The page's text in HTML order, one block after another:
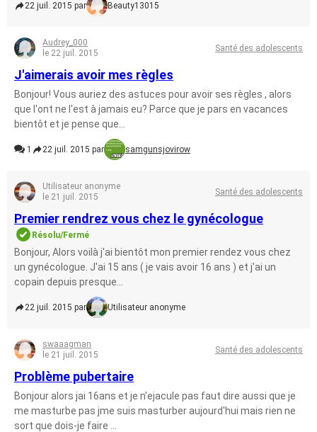
22 juil. 2015 par Beauty13015
Audrey_000
le 22 juil. 2015
Santé des adolescents
J'aimerais avoir mes règles
Bonjour! Vous auriez des astuces pour avoir ses règles , alors
que l'ont ne l'est à jamais eu? Parce que je pars en vacances
bientôt et je pense que...
1 22 juil. 2015 par samgunsjovirow
Utilisateur anonyme
le 21 juil. 2015
Santé des adolescents
Premier rendrez vous chez le gynécologue
Résolu/Fermé
Bonjour, Alors voilà j'ai bientôt mon premier rendez vous chez
un gynécologue. J'ai 15 ans ( je vais avoir 16 ans ) et j'ai un
copain depuis presque...
22 juil. 2015 par Utilisateur anonyme
swaaagman
le 21 juil. 2015
Santé des adolescents
Problème pubertaire
Bonjour alors jai 16ans et je n'ejacule pas faut dire aussi que je
me masturbe pas jme suis masturber aujourd'hui mais rien ne
sort que dois-je faire ...